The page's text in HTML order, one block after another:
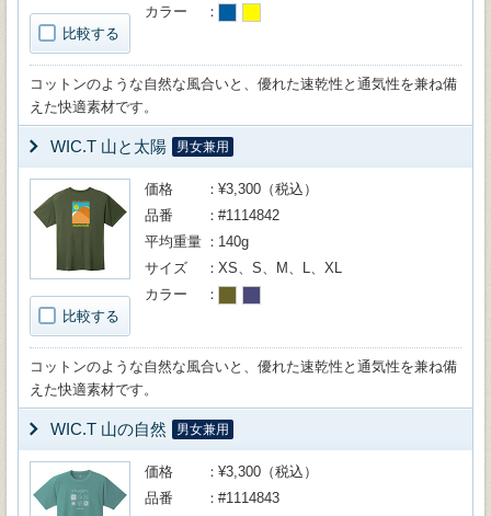
比較する
カラー
コットンのような自然な風合いと、優れた速乾性と通気性を兼ね備
えた快適素材です。
WIC.T 山と太陽 男女兼用
比較する
価格
¥3,300（税込）
品番
#1114842
平均重量
140g
サイズ
XS、S、M、L、XL
カラー
コットンのような自然な風合いと、優れた速乾性と通気性を兼ね備
えた快適素材です。
WIC.T 山の自然 男女兼用
価格
¥3,300（税込）
品番
#1114843